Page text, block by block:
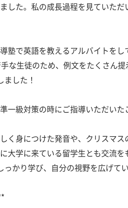
た。私の成長過程を見ていた
で英語を教えるアルバイトをし
な生徒のため、例文をたくさん
した！
級対策の時にご指導いただい
身につけた発音や、クリスマ
大学に来ている留学生とも交流を
かり学び、自分の視野を広げて